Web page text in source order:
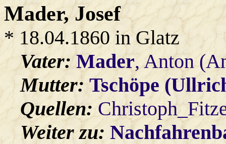
Mader, Josef
* 18.04.1860 in Glatz
Vater:Mader, Anton
Mutter:Tschöpe
Quellen:
Weiter zu: